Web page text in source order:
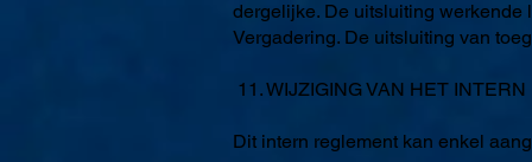
dergelijke. De uitsluiting
Vergadering. De uitsluiting van
11. WIJZIGING VAN HET
Dit intern reglement kan enkel